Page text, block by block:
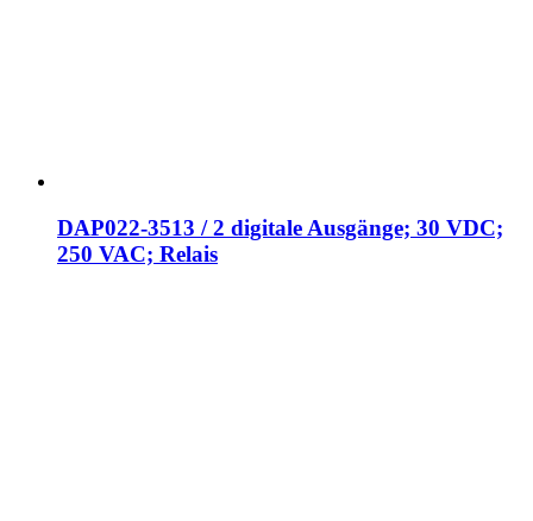
DAP022-3513 / 2 digitale Ausgänge; 30 VDC;
250 VAC; Relais